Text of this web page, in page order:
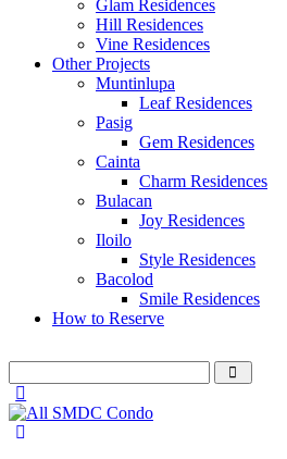
Glam Residences
Hill Residences
Vine Residences
Other Projects
Muntinlupa
Leaf Residences
Pasig
Gem Residences
Cainta
Charm Residences
Bulacan
Joy Residences
Iloilo
Style Residences
Bacolod
Smile Residences
How to Reserve